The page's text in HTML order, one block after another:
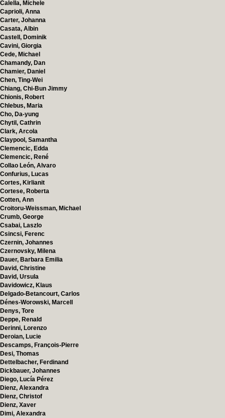
Calella, Michele
Caprioli, Anna
Carter, Johanna
Casata, Albin
Castell, Dominik
Cavini, Giorgia
Cede, Michael
Chamandy, Dan
Chamier, Daniel
Chen, Ting-Wei
Chiang, Chi-Bun Jimmy
Chionis, Robert
Chlebus, Maria
Cho, Da-yung
Chytil, Cathrin
Clark, Arcola
Claypool, Samantha
Clemencic, Edda
Clemencic, René
Collao León, Alvaro
Confurius, Lucas
Cortes, Kirlianit
Cortese, Roberta
Cotten, Ann
Croitoru-Weissman, Michael
Crumb, George
Csabai, Laszlo
Csincsi, Ferenc
Czernin, Johannes
Czernovsky, Milena
Dauer, Barbara Emilia
David, Christine
David, Ursula
Davidowicz, Klaus
Delgado-Betancourt, Carlos
Dénes-Worowski, Marcell
Denys, Tore
Deppe, Renald
Derinni, Lorenzo
Deroian, Lucie
Descamps, François-Pierre
Desi, Thomas
Dettelbacher, Ferdinand
Dickbauer, Johannes
Diego, Lucía Pérez
Dienz, Alexandra
Dienz, Christof
Dienz, Xaver
Dimi, Alexandra